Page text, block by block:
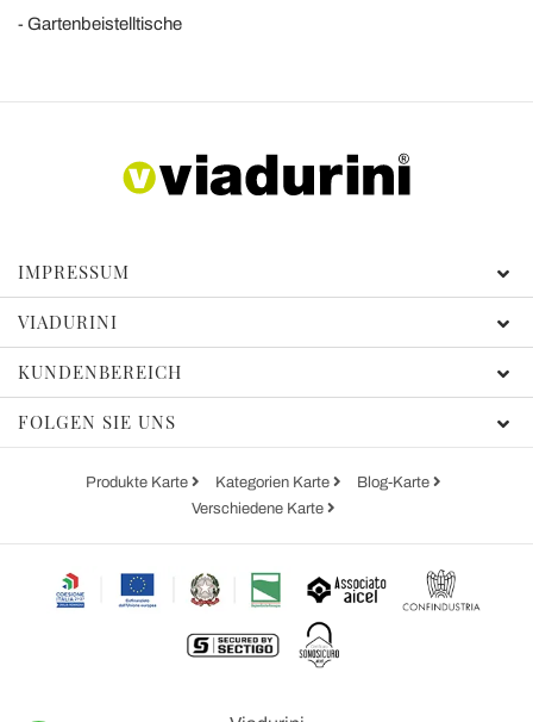
Gartenbeistelltische
IMPRESSUM
VIADURINI
KUNDENBEREICH
FOLGEN SIE UNS
Produkte Karte Kategorien Karte
Blog-Karte
Verschiedene Karte